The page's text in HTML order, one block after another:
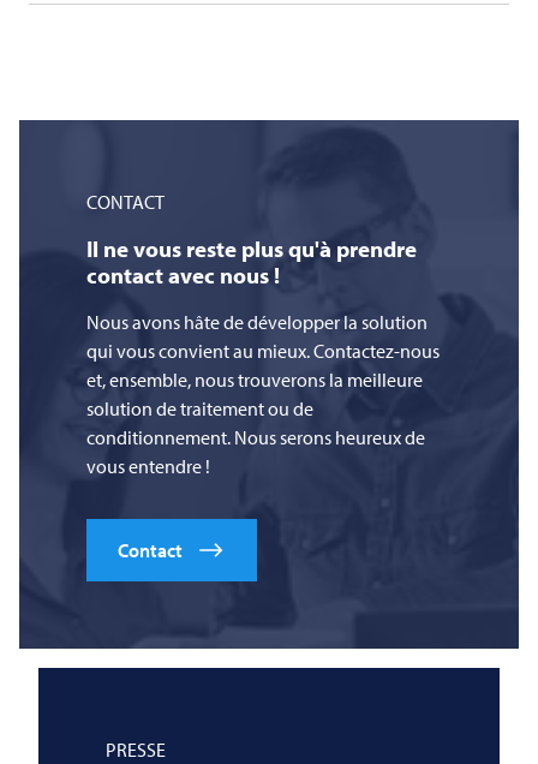
CONTACT
Il ne vous reste plus qu'à prendre
contact avec nous !
Nous avons hâte de développer la solution
qui vous convient au mieux. Contactez-nous
et, ensemble, nous trouverons la meilleure
solution de traitement ou de
conditionnement. Nous serons heureux de
vous entendre !
Contact
PRESSE